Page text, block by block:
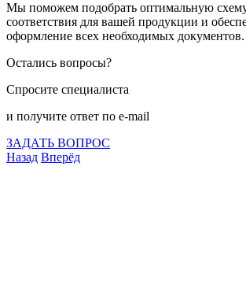
Мы поможем подобрать оптимальную
соответствия для вашей продукции и
оформление всех необходимых документов.
Остались вопросы?
Спросите специалиста
и получите ответ по e-mail
ЗАДАТЬ ВОПРОС
Назад Вперёд